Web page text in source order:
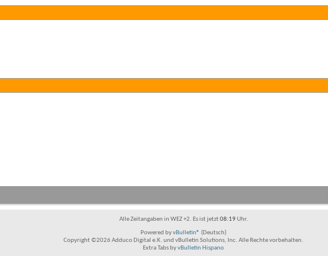
Alle Zeitangaben in WEZ +2. Es ist jetzt08:19Uhr.
Powered byvBulletin® (Deutsch)
Copyright ©2026 Adduco Digital e.K. und vBulletin Solutions, Inc. Alle Rechte vorbehalten.
Extra Tabs byvBulletin Hispano